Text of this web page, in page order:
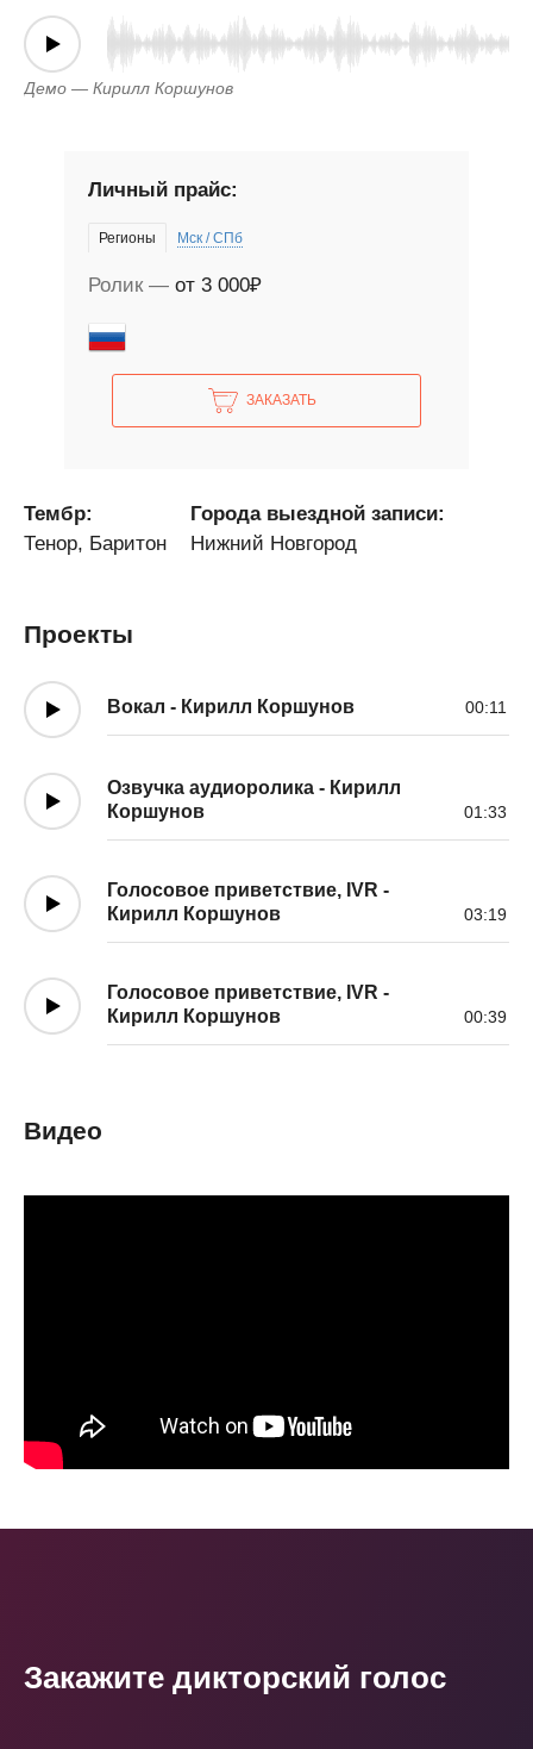
Демо — Кирилл Коршунов
Личный прайс:
Регионы Мск / СПб
Ролик от 3 000₽
ЗАКАЗАТЬ
Тембр:
Города выездной записи:
Тенор, Баритон
Нижний Новгород
Проекты
Вокал - Кирилл Коршунов 00:11
Озвучка аудиоролика - Кирилл
Коршунов
01:33
Голосовое приветствие, IVR -
Кирилл Коршунов
03:19
Голосовое приветствие, IVR -
Кирилл Коршунов
00:39
Видео
Закажите дикторский голос